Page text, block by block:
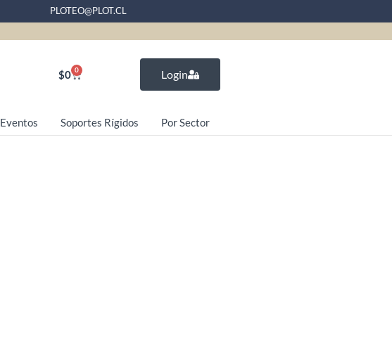
PLOTEO@PLOT.CL
$0 0 Login
Eventos Soportes Rígidos Por Sector